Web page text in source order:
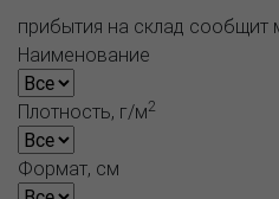
прибытия на склад сообщит
Наименование
Плотность, г/м2
Формат, см